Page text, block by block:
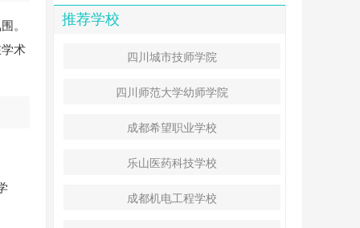
。
术
推荐学校
四川城市技师学院
四川师范大学幼师学院
成都希望职业学校
乐山医药科技学校
成都机电工程学校